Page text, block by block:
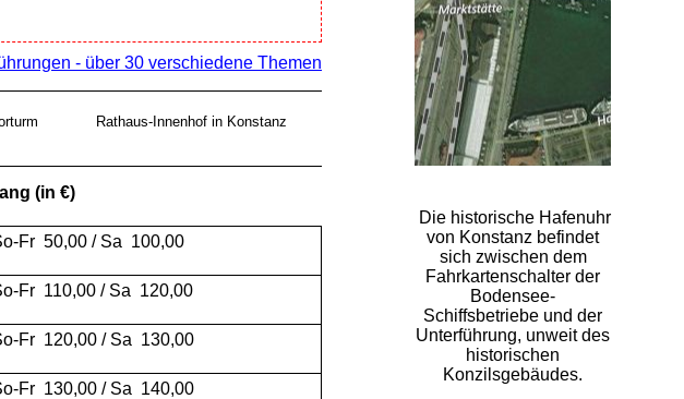
- über 30 verschiedene Themen
Rathaus-Innenhof in Konstanz
(in €)
Fr 50,00 / Sa 100,00
Fr 110,00 / Sa 120,00
Fr 120,00 / Sa 130,00
Fr 130,00 / Sa 140,00
Die historische Hafenuhr
von Konstanz befindet
sich zwischen dem
Fahrkartenschalter der
Bodensee-
Schiffsbetriebe und der
Unterführung, unweit des
historischen
Konzilsgebäudes.